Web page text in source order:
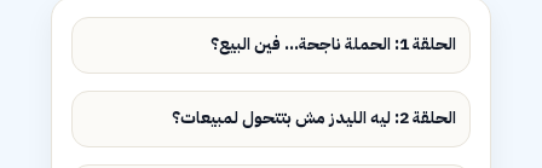
الحلقة 1: الحملة ناجحة... فين البيع؟
الحلقة 2: ليه الليدز مش بتتحول لمبيعات؟